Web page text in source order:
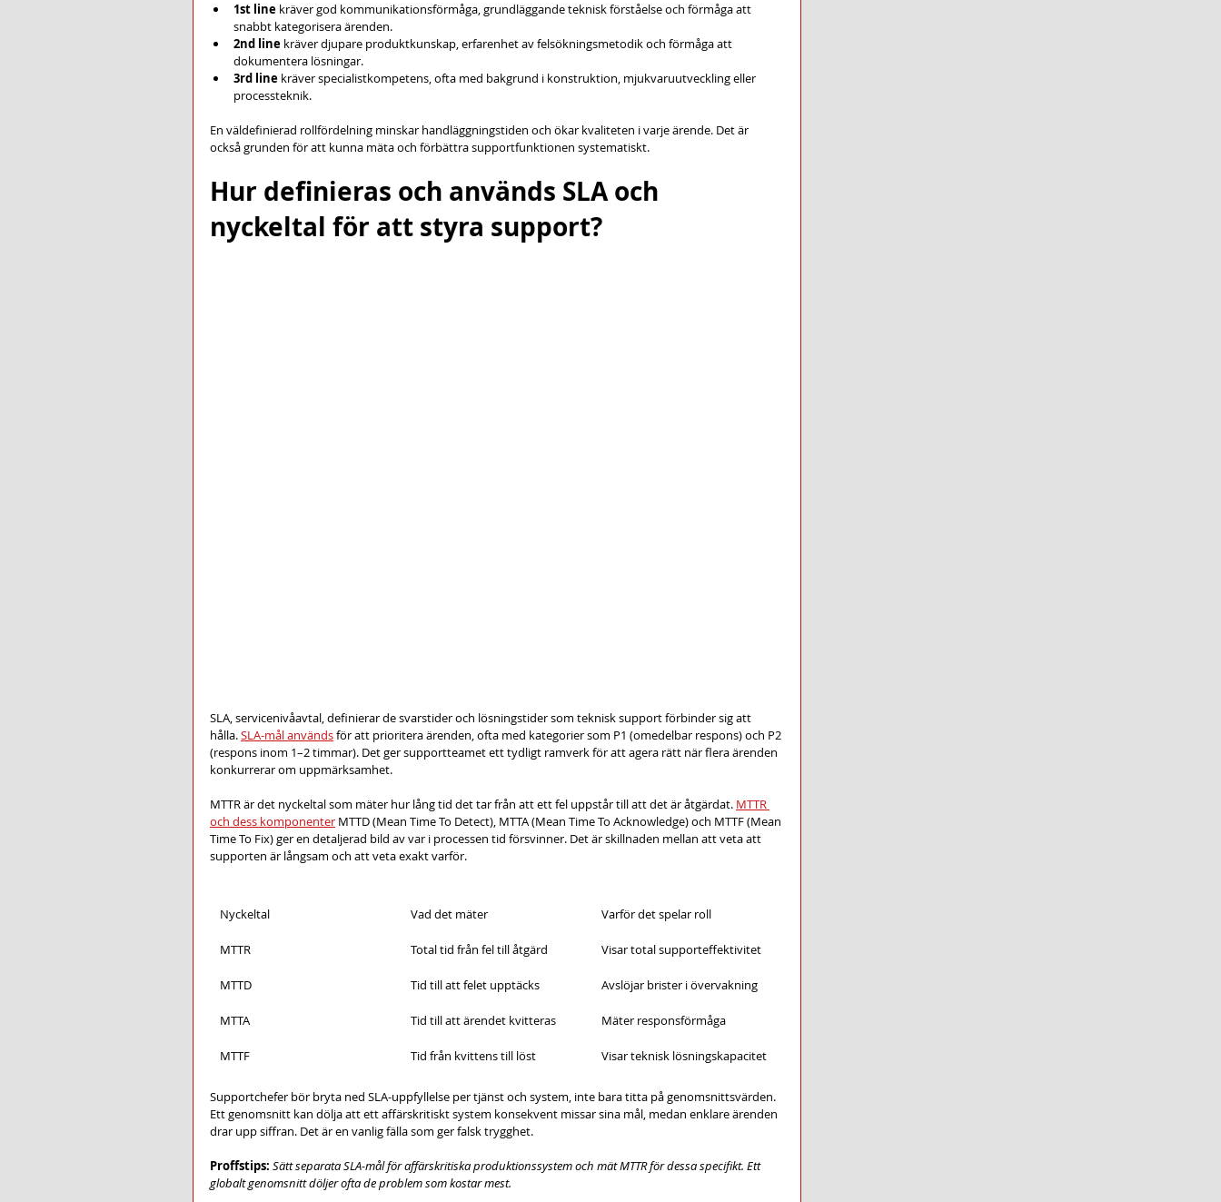
1st line kräver god kommunikationsförmåga, grundläggande teknisk förståelse och förmåga att
snabbt kategorisera ärenden.
2nd line kräver djupare produktkunskap, erfarenhet av felsökningsmetodik och förmåga att
dokumentera lösningar.
3rd line kräver specialistkompetens, ofta med bakgrund i konstruktion, mjukvaruutveckling eller
processteknik.
En väldefinierad rollfördelning minskar handläggningstiden och ökar kvaliteten i varje ärende. Det är
också grunden för att kunna mäta och förbättra supportfunktionen systematiskt.
Hur definieras och används SLA och
nyckeltal för att styra support?
SLA, servicenivåavtal, definierar de svarstider och lösningstider som teknisk support förbinder sig att
hålla. SLA-mål används för att prioritera ärenden, ofta med kategorier som P1 (omedelbar respons) och P2
(respons inom 1–2 timmar). Det ger supportteamet ett tydligt ramverk för att agera rätt när flera ärenden
konkurrerar om uppmärksamhet.
MTTR är det nyckeltal som mäter hur lång tid det tar från att ett fel uppstår till att det är åtgärdat. MTTR
och dess komponenter MTTD (Mean Time To Detect), MTTA (Mean Time To Acknowledge) och MTTF (Mean
Time To Fix) ger en detaljerad bild av var i processen tid försvinner. Det är skillnaden mellan att veta att
supporten är långsam och att veta exakt varför.
Nyckeltal Vad det mäter Varför det spelar roll
MTTR Total tid från fel till åtgärd Visar total supporteffektivitet
MTTD Tid till att felet upptäcks Avslöjar brister i övervakning
MTTA Tid till att ärendet kvitteras Mäter responsförmåga
MTTF Tid från kvittens till löst Visar teknisk lösningskapacitet
Supportchefer bör bryta ned SLA-uppfyllelse per tjänst och system, inte bara titta på genomsnittsvärden.
Ett genomsnitt kan dölja att ett affärskritiskt system konsekvent missar sina mål, medan enklare ärenden
drar upp siffran. Det är en vanlig fälla som ger falsk trygghet.
Proffstips: Sätt separata SLA-mål för affärskritiska produktionssystem och mät MTTR för dessa specifikt. Ett
globalt genomsnitt döljer ofta de problem som kostar mest.